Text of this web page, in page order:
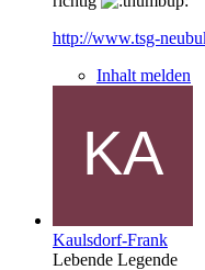
http://www.tsg-
Inhalt melden
Kaulsdorf-Frank
Lebende Legende